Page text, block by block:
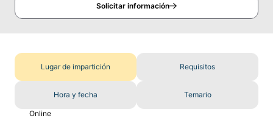
Solicitar información
Lugar de impartición Requisitos
Hora y fecha Temario
Online